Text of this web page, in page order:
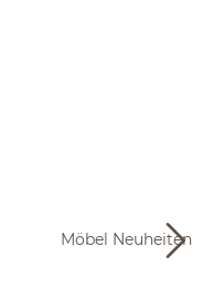
Möbel Neuheiten